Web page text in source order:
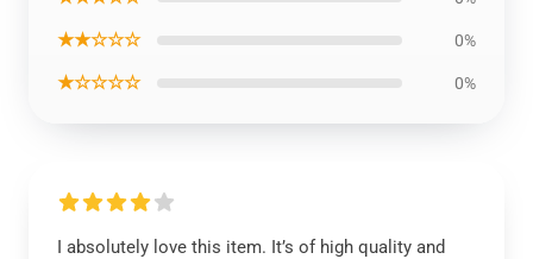
★★☆☆☆ 0%
★☆☆☆☆ 0%
I absolutely love this item. It’s of high quality and